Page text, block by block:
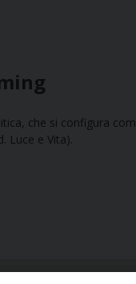
che si configura
Luce e Vita).